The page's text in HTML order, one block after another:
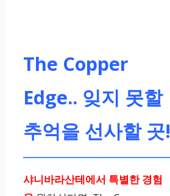
The Copper
Edge.. 잊지 못할
추억을 선사할 곳!
샤니바라산테에서 특별한 경험